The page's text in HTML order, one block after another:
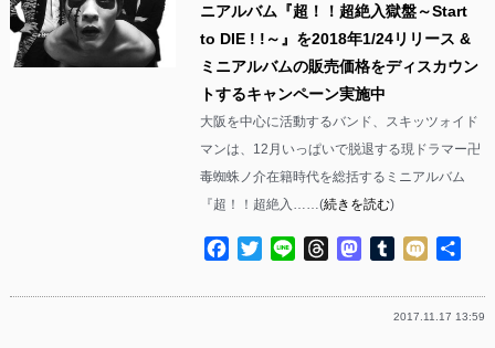
ニアルバム『超！！超絶入獄盤～Start
to DIE ! !～』を2018年1/24リリース &
ミニアルバムの販売価格をディスカウン
トするキャンペーン実施中
大阪を中心に活動するバンド、スキッツォイド
マンは、12月いっぱいで脱退する現ドラマー卍
毒蜘蛛ノ介在籍時代を総括するミニアルバム
『超！！超絶入……(続きを読む)
Facebook
TwitterLine ThreadsMastodon
Tumblr
Mixi
2017.11.17 13:59